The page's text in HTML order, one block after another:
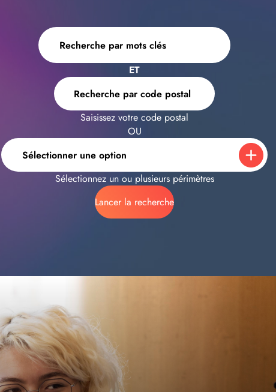
ET
Recherche par code postal
Saisissez votre code postal
OU
Sélectionner une option
Sélectionnez un ou plusieurs périmètres
Lancer la recherche